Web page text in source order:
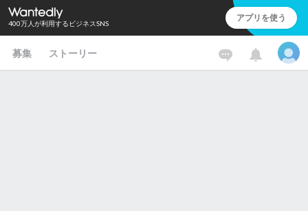
400万人が利用するビジネスSNS アプリを使う
募集 ストーリー